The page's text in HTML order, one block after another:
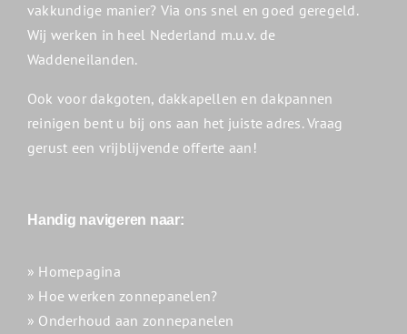
vakkundige manier? Via ons snel en goed geregeld.
Wij werken in heel Nederland m.u.v. de
Waddeneilanden.
Ook voor dakgoten, dakkapellen en dakpannen
reinigen bent u bij ons aan het juiste adres. Vraag
gerust een vrijblijvende offerte aan!
Handig navigeren naar:
» Homepagina
» Hoe werken zonnepanelen?
» Onderhoud aan zonnepanelen